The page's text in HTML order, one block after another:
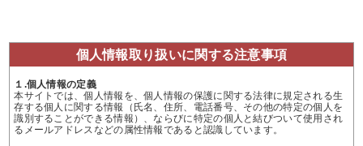
個人情報取り扱いに関する注意事項
１.個人情報の定義
本サイトでは、個人情報を、個人情報の保護に関する法律に規定される生
存する個人に関する情報（氏名、住所、電話番号、その他の特定の個人を
識別することができる情報）、ならびに特定の個人と結びついて使用され
るメールアドレスなどの属性情報であると認識しています。